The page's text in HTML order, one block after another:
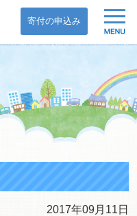
寄付の申込み
2017年09月11日